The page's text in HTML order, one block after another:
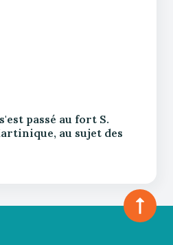
passé au fort S.
au sujet des